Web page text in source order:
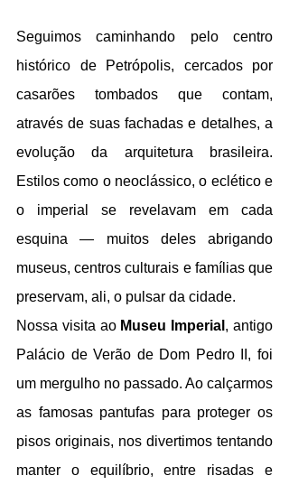
Seguimos caminhando pelo centro
histórico de Petrópolis, cercados por
casarões tombados que contam,
através de suas fachadas e detalhes, a
evolução da arquitetura brasileira.
Estilos como o neoclássico, o eclético e
o imperial se revelavam em cada
esquina — muitos deles abrigando
museus, centros culturais e famílias que
preservam, ali, o pulsar da cidade.
Nossa visita ao Museu Imperial , antigo
Palácio de Verão de Dom Pedro II, foi
um mergulho no passado. Ao calçarmos
as famosas pantufas para proteger os
pisos originais, nos divertimos tentando
manter o equilíbrio, entre risadas e